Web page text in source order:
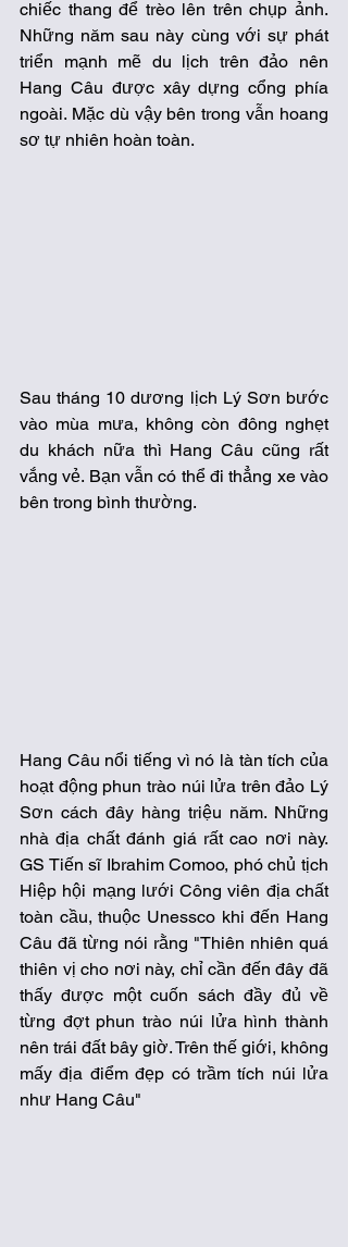
chiếc thang để trèo lên trên chụp ảnh.
Những năm sau này cùng với sự phát
triển mạnh mẽ du lịch trên đảo nên
Hang Câu được xây dựng cổng phía
ngoài. Mặc dù vậy bên trong vẫn hoang
sơ tự nhiên hoàn toàn.
Sau tháng 10 dương lịch Lý Sơn bước
vào mùa mưa, không còn đông nghẹt
du khách nữa thì Hang Câu cũng rất
vắng vẻ. Bạn vẫn có thể đi thẳng xe vào
bên trong bình thường.
Hang Câu nổi tiếng vì nó là tàn tích của
hoạt động phun trào núi lửa trên đảo Lý
Sơn cách đây hàng triệu năm. Những
nhà địa chất đánh giá rất cao nơi này.
GS Tiến sĩ Ibrahim Comoo, phó chủ tịch
Hiệp hội mạng lưới Công viên địa chất
toàn cầu, thuộc Unessco khi đến Hang
Câu đã từng nói rằng "Thiên nhiên quá
thiên vị cho nơi này, chỉ cần đến đây đã
thấy được một cuốn sách đầy đủ về
từng đợt phun trào núi lửa hình thành
nên trái đất bây giờ. Trên thế giới, không
mấy địa điểm đẹp có trầm tích núi lửa
như Hang Câu"